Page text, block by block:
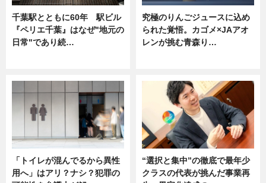
千葉駅とともに60年 駅ビル
『ペリエ千葉』はなぜ"地元の
日常"であり続…
究極のりんごジュースに込め
られた覚悟。カゴメ×JAアオ
レンが挑む青森り…
「トイレが混んでるから異性
用へ」はアリ？ナシ？犯罪の
“選択と集中”の徹底で最年少
クラスの代表が挑んだ事業再